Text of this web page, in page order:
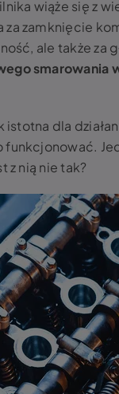
wiąże się z
zamknięcie
ale także za
smarowania
istotna dla
funkcjonować.
z nią nie tak?